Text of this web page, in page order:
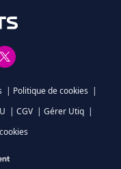
| Politique de cookies |
| CGV | Gérer Utiq |